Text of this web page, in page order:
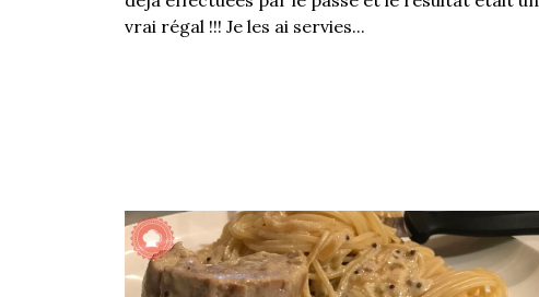
vrai régal !!! Je les ai servies...